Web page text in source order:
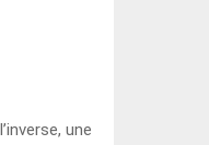
une